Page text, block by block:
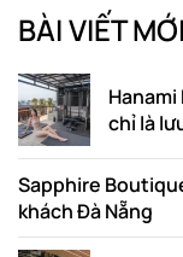
BÀI VIẾT
chỉ là
Sapphire
khách Đà Nẵng